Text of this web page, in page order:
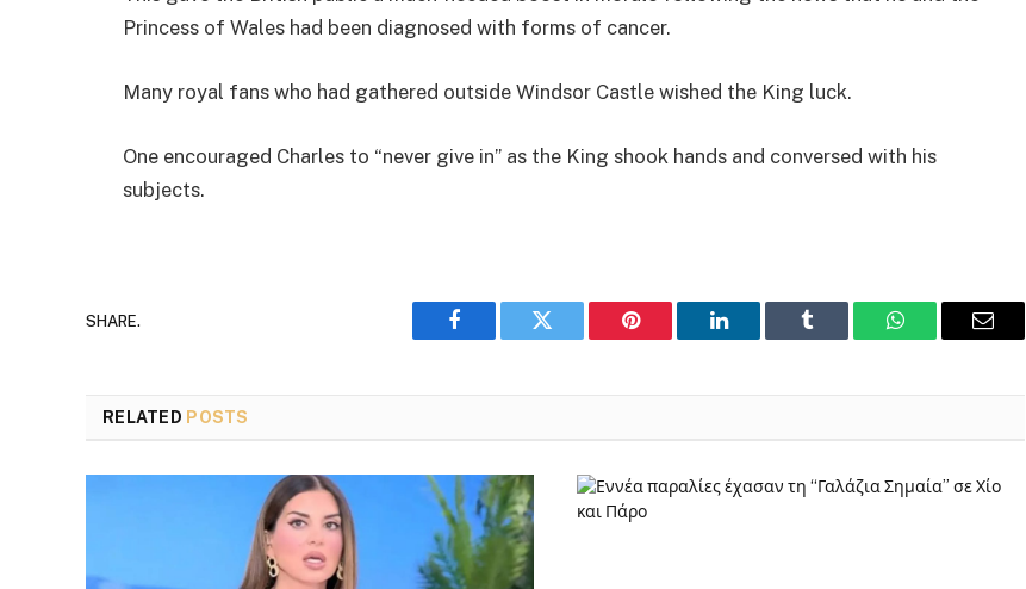
Princess of Wales had been diagnosed with forms of cancer.
Many royal fans who had gathered outside Windsor Castle wished the King luck.
One encouraged Charles to “never give in” as the King shook hands and conversed with his
subjects.
SHARE.
Facebook Twitter Pinterest LinkedIn Tumblr WhatsAppEmail
RELATED POSTS